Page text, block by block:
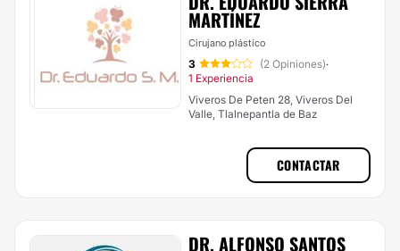
MARTÍNEZ
Cirujano plástico
3 (2 Opiniones)·
1 Experiencia
Viveros De Peten 28, Viveros Del
Valle, Tlalnepantla de Baz
CONTACTAR
DR. ALFONSO SANTOS